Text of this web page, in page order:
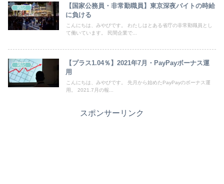
雑記
【国家公務員・非常勤職員】東京深夜バイトの時給
に負ける
こんにちは、みやびです。 わたしはとある省庁の非常勤職員とし
て働いています。 民間企業で...
雑記
【プラス1.04％】2021年7月・PayPayボーナス運
用
こんにちは、みやびです。 先月から始めたPayPayのボーナス運
用。 2021.7月の報...
スポンサーリンク